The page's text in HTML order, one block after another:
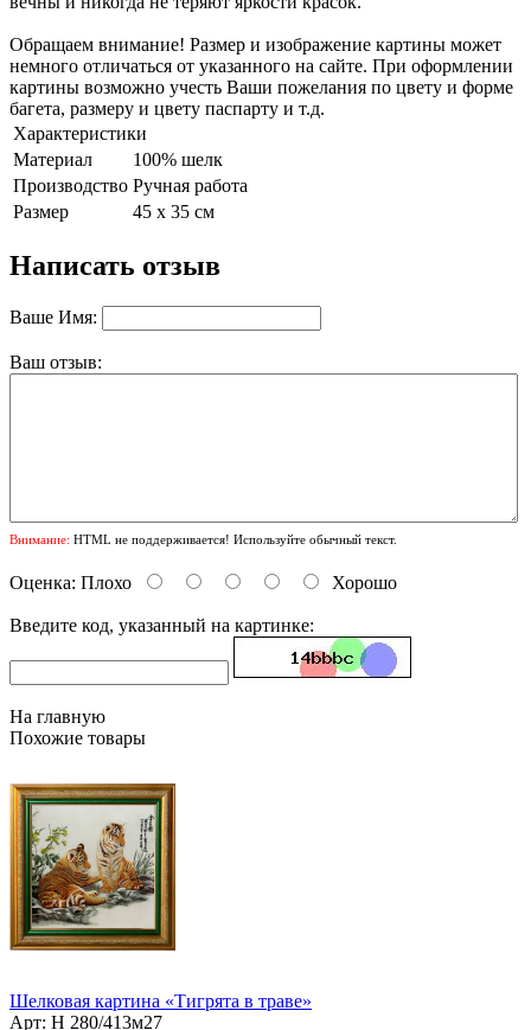
Обращаем внимание! Размер и изображение картины может
немного отличаться от указанного на сайте. При оформлении
картины возможно учесть Ваши пожелания по цвету и форме
багета, размеру и цвету паспарту и т.д.
Характеристики
Материал
100% шелк
Производство Ручная работа
Размер
45 х 35 см
Написать отзыв
Ваше Имя:
Ваш отзыв:
Внимание: HTML не поддерживается! Используйте обычный текст.
Оценка: Плохо Хорошо
Введите код, указанный на картинке:
На главную
Похожие товары
Шелковая картина «Тигрята в траве»
Арт: H 280/413м27